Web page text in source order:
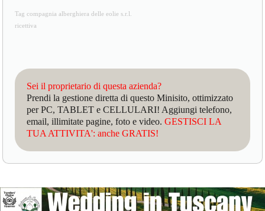
Tag compagnia alberghiera delle eolie s.r.l.
ricettiva
Sei il proprietario di questa azienda?
Prendi la gestione diretta di questo Minisito, ottimizzato
per PC, TABLET e CELLULARI! Aggiungi telefono,
email, illimitate pagine, foto e video.GESTISCI LA
TUA ATTIVITA': anche GRATIS!